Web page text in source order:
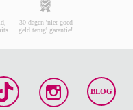
30 dagen 'niet goed
geld terug' garantie!
BLOG